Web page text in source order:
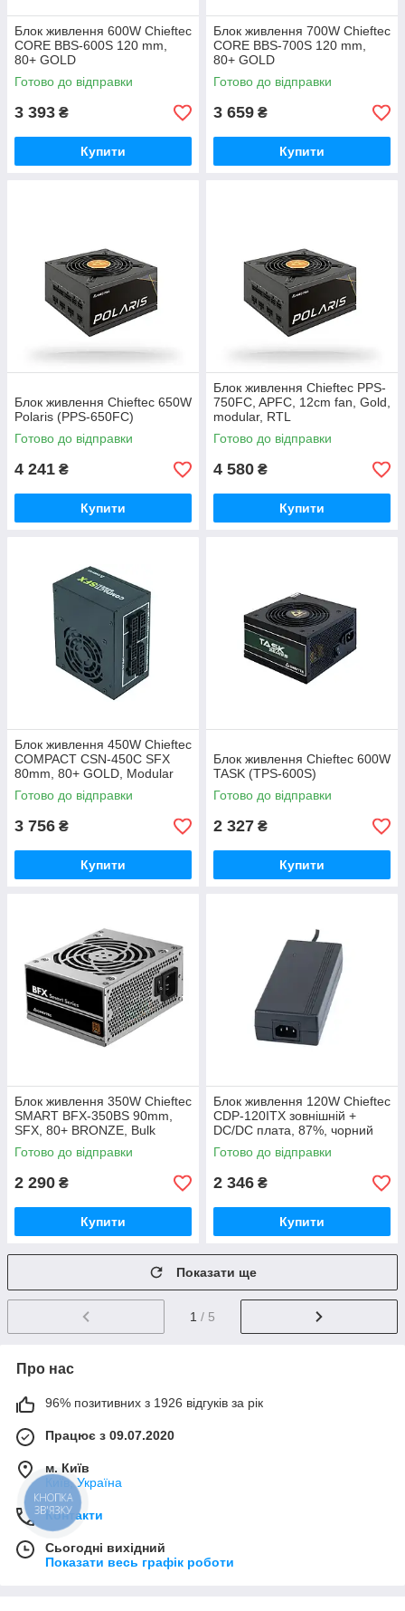
Блок живлення 600W Chieftec
CORE BBS-600S 120 mm,
80+ GOLD
Готово до відправки
3 393 ₴
Купити
Блок живлення 700W Chieftec
CORE BBS-700S 120 mm,
80+ GOLD
Готово до відправки
3 659 ₴
Купити
Блок живлення Chieftec 650W
Polaris (PPS-650FC)
Готово до відправки
4 241 ₴
Купити
Блок живлення Chieftec PPS-
750FC, APFC, 12cm fan, Gold,
modular, RTL
Готово до відправки
4 580 ₴
Купити
Блок живлення 450W Chieftec
COMPACT CSN-450C SFX
80mm, 80+ GOLD, Modular
Готово до відправки
3 756 ₴
Купити
Блок живлення Chieftec 600W
TASK (TPS-600S)
Готово до відправки
2 327 ₴
Купити
Блок живлення 350W Chiefteс
SMART BFX-350BS 90mm,
SFX, 80+ BRONZE, Bulk
Готово до відправки
2 290 ₴
Купити
Блок живлення 120W Chieftec
CDP-120ITX зовнішній +
DC/DC плата, 87%, чорний
Готово до відправки
2 346 ₴
Купити
Показати ще
1 / 5
Про нас
96% позитивних з 1926 відгуків за рік
Працює з 09.07.2020
м. Київ
Київ, Україна
Контакти
Сьогодні вихідний
Показати весь графік роботи
КНОПКА
ЗВ'ЯЗКУ